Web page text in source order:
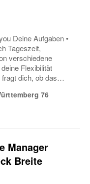
Deine Aufgaben •
Tageszeit,
verschiedene
Flexibilität
dich, ob das
welcher Gürtel gut
76
Manager
Breite